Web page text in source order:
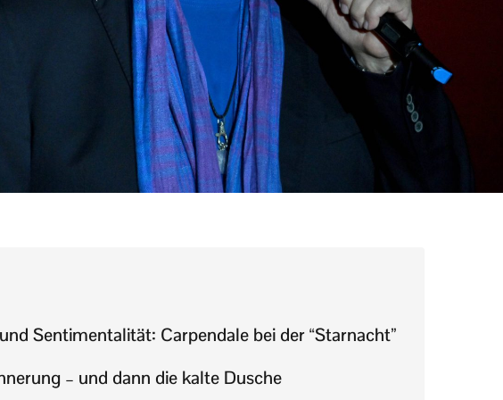
Sentimentalität: Carpendale bei der “Starnacht”
– und dann die kalte Dusche